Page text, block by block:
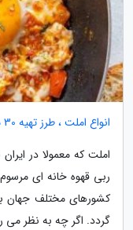
انواع املت ، طرز تهیه 30 مدل املت ایرانی و خارجی مثل کافه
املت که معمولا در
ربی قهوه خانه ای
کشورهای مختلف جهان
گردد. اگر چه به نظر می